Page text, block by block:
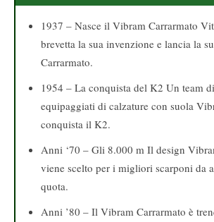
1937 – Nasce il Vibram Carrarmato
brevetta la sua invenzione e lancia la
Carrarmato.
1954 – La conquista del K2 Un team
equipaggiati di calzature con suola
conquista il K2.
Anni ‘70 – Gli 8.000 m Il design
viene scelto per i migliori scarponi da
quota.
Anni ’80 – Il Vibram Carrarmato è